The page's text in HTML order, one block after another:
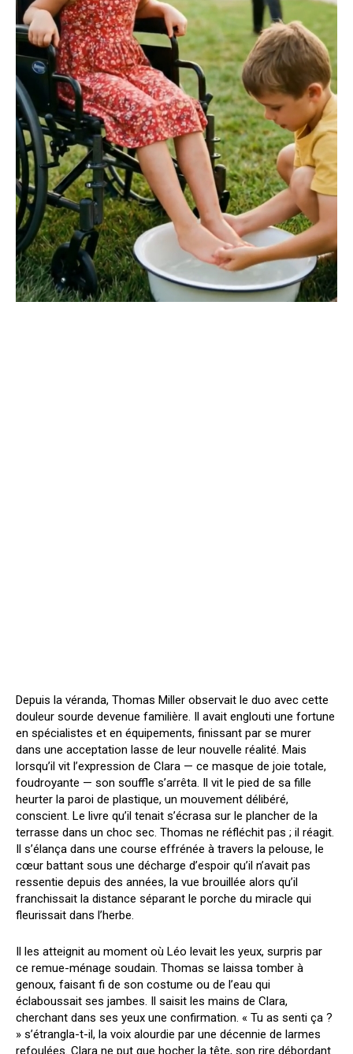
Depuis la véranda, Thomas Miller observait le duo avec cette
douleur sourde devenue familière. Il avait englouti une fortune
en spécialistes et en équipements, finissant par se murer
dans une acceptation lasse de leur nouvelle réalité. Mais
lorsqu’il vit l’expression de Clara — ce masque de joie totale,
foudroyante — son souffle s’arrêta. Il vit le pied de sa fille
heurter la paroi de plastique, un mouvement délibéré,
conscient. Le livre qu’il tenait s’écrasa sur le plancher de la
terrasse dans un choc sec. Thomas ne réfléchit pas ; il réagit.
Il s’élança dans une course effrénée à travers la pelouse, le
cœur battant sous une décharge d’espoir qu’il n’avait pas
ressentie depuis des années, la vue brouillée alors qu’il
franchissait la distance séparant le porche du miracle qui
fleurissait dans l’herbe.
Il les atteignit au moment où Léo levait les yeux, surpris par
ce remue-ménage soudain. Thomas se laissa tomber à
genoux, faisant fi de son costume ou de l’eau qui
éclaboussait ses jambes. Il saisit les mains de Clara,
cherchant dans ses yeux une confirmation. « Tu as senti ça ?
» s’étrangla-t-il, la voix alourdie par une décennie de larmes
refoulées. Clara ne put que hocher la tête, son rire débordant